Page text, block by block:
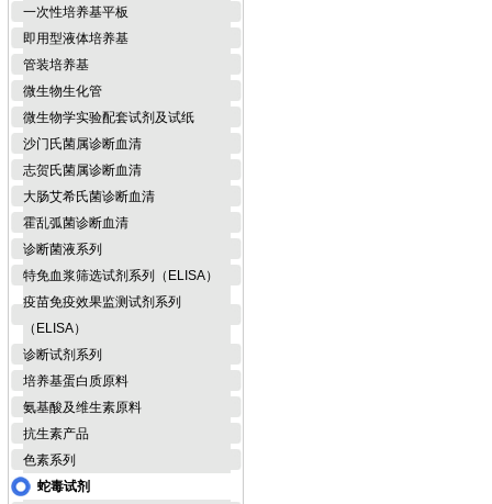
一次性培养基平板
即用型液体培养基
管装培养基
微生物生化管
微生物学实验配套试剂及试纸
沙门氏菌属诊断血清
志贺氏菌属诊断血清
大肠艾希氏菌诊断血清
霍乱弧菌诊断血清
诊断菌液系列
特免血浆筛选试剂系列（ELISA）
疫苗免疫效果监测试剂系列
（ELISA）
诊断试剂系列
培养基蛋白质原料
氨基酸及维生素原料
抗生素产品
色素系列
蛇毒试剂